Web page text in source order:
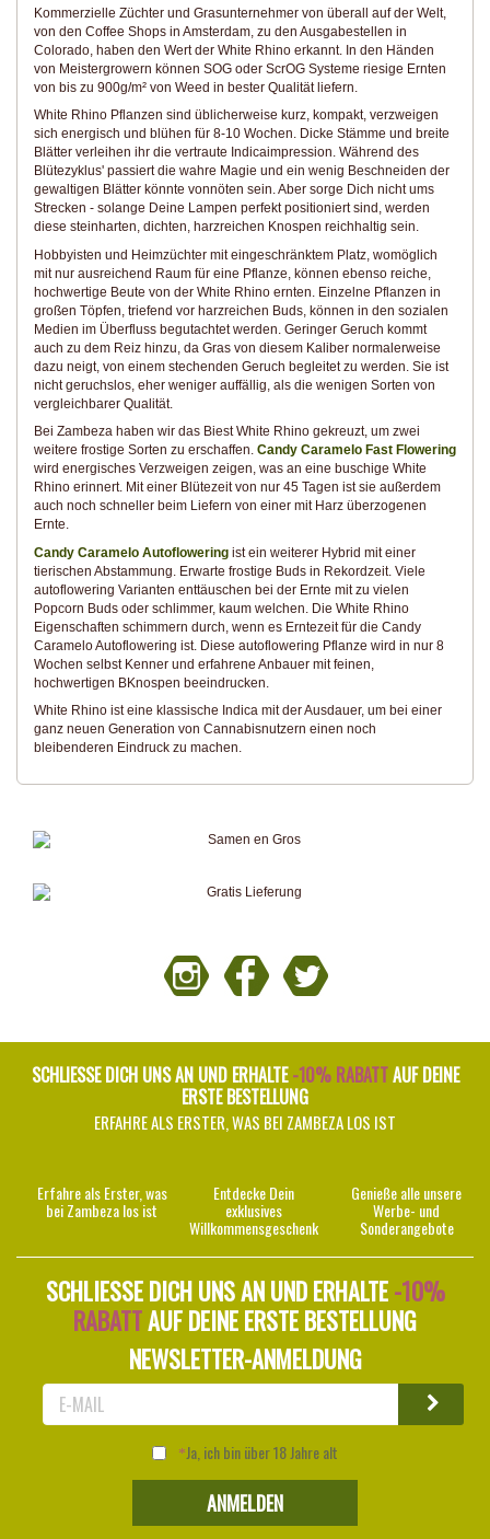
Kommerzielle Züchter und Grasunternehmer von überall auf der Welt,
von den Coffee Shops in Amsterdam, zu den Ausgabestellen in
Colorado, haben den Wert der White Rhino erkannt. In den Händen
von Meistergrowern können SOG oder ScrOG Systeme riesige Ernten
von bis zu 900g/m² von Weed in bester Qualität liefern.
White Rhino Pflanzen sind üblicherweise kurz, kompakt, verzweigen
sich energisch und blühen für 8-10 Wochen. Dicke Stämme und breite
Blätter verleihen ihr die vertraute Indicaimpression. Während des
Blütezyklus' passiert die wahre Magie und ein wenig Beschneiden der
gewaltigen Blätter könnte vonnöten sein. Aber sorge Dich nicht ums
Strecken - solange Deine Lampen perfekt positioniert sind, werden
diese steinharten, dichten, harzreichen Knospen reichhaltig sein.
Hobbyisten und Heimzüchter mit eingeschränktem Platz, womöglich
mit nur ausreichend Raum für eine Pflanze, können ebenso reiche,
hochwertige Beute von der White Rhino ernten. Einzelne Pflanzen in
großen Töpfen, triefend vor harzreichen Buds, können in den sozialen
Medien im Überfluss begutachtet werden. Geringer Geruch kommt
auch zu dem Reiz hinzu, da Gras von diesem Kaliber normalerweise
dazu neigt, von einem stechenden Geruch begleitet zu werden. Sie ist
nicht geruchslos, eher weniger auffällig, als die wenigen Sorten von
vergleichbarer Qualität.
Bei Zambeza haben wir das Biest White Rhino gekreuzt, um zwei
weitere frostige Sorten zu erschaffen. Candy Caramelo Fast Flowering
wird energisches Verzweigen zeigen, was an eine buschige White
Rhino erinnert. Mit einer Blütezeit von nur 45 Tagen ist sie außerdem
auch noch schneller beim Liefern von einer mit Harz überzogenen
Ernte.
Candy Caramelo Autoflowering ist ein weiterer Hybrid mit einer
tierischen Abstammung. Erwarte frostige Buds in Rekordzeit. Viele
autoflowering Varianten enttäuschen bei der Ernte mit zu vielen
Popcorn Buds oder schlimmer, kaum welchen. Die White Rhino
Eigenschaften schimmern durch, wenn es Erntezeit für die Candy
Caramelo Autoflowering ist. Diese autoflowering Pflanze wird in nur 8
Wochen selbst Kenner und erfahrene Anbauer mit feinen,
hochwertigen BKnospen beeindrucken.
White Rhino ist eine klassische Indica mit der Ausdauer, um bei einer
ganz neuen Generation von Cannabisnutzern einen noch
bleibenderen Eindruck zu machen.
SCHLIESSE DICH UNS AN UND ERHALTE -10% RABATTAUF DEINE
ERSTE BESTELLUNG
ERFAHRE ALS ERSTER, WAS BEI ZAMBEZA LOS IST
Erfahre als Erster, was
bei Zambeza los ist
Entdecke Dein
exklusives
Willkommensgeschenk
Genieße alle unsere
Werbe- und
Sonderangebote
SCHLIESSE DICH UNS AN UND ERHALTE -10%
RABATTAUF DEINE ERSTE BESTELLUNG
NEWSLETTER-ANMELDUNG
Ja, ich bin über 18 Jahre alt